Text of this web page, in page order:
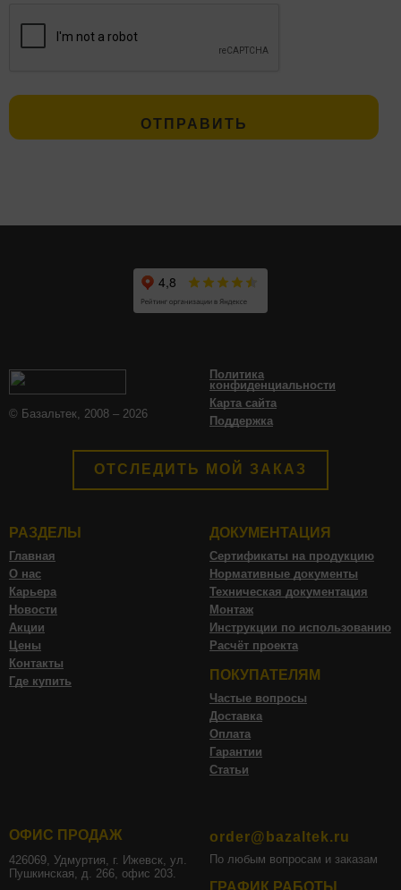
© Базальтек, 2008 – 2026
Политика
конфиденциальности
Карта сайта
Поддержка
ОТСЛЕДИТЬ МОЙ ЗАКАЗ
РАЗДЕЛЫ
Главная
О нас
Карьера
Новости
Акции
Цены
Контакты
Где купить
ДОКУМЕНТАЦИЯ
Сертификаты на продукцию
Нормативные документы
Техническая документация
Монтаж
Инструкции по использованию
Расчёт проекта
ПОКУПАТЕЛЯМ
Частые вопросы
Доставка
Оплата
Гарантии
Статьи
ОФИС ПРОДАЖ
426069, Удмуртия, г. Ижевск, ул.
Пушкинская, д. 266, офис 203.
order@bazaltek.ru
По любым вопросам и заказам